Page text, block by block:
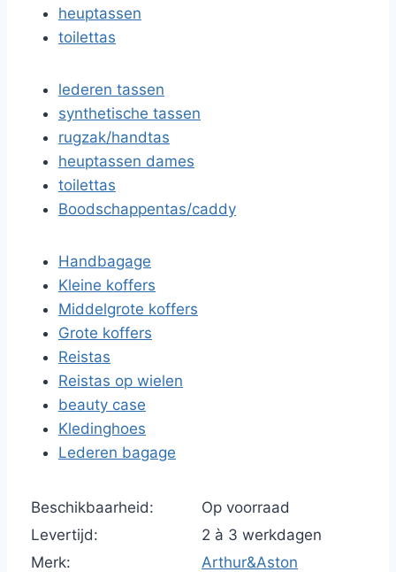
heuptassen
toilettas
lederen tassen
synthetische tassen
rugzak/handtas
heuptassen dames
toilettas
Boodschappentas/caddy
Handbagage
Kleine koffers
Middelgrote koffers
Grote koffers
Reistas
Reistas op wielen
beauty case
Kledinghoes
Lederen bagage
Beschikbaarheid:
Op voorraad
Levertijd:
2 à 3 werkdagen
Merk:
Arthur&Aston